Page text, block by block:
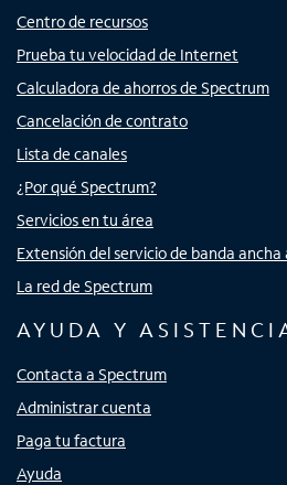
Centro de recursos
Prueba tu velocidad de Internet
Calculadora de ahorros de Spectrum
Cancelación de contrato
Lista de canales
¿Por qué Spectrum?
Servicios en tu área
Extensión del servicio de banda ancha
La red de Spectrum
AYUDA Y
Contacta a Spectrum
Administrar cuenta
Paga tu factura
Ayuda